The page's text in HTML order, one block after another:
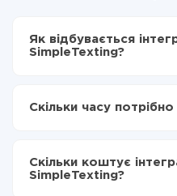
Як відбувається
SimpleTexting?
Вибираєте які дані
Тепер дані будуть
Rozetka в
Скільки часу потрібно
становити від 5-ти до
налаштування займає 10-
Скільки коштує
SimpleTexting?